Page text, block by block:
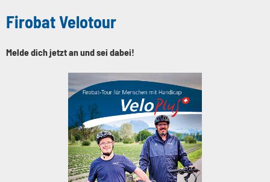
Firobat Velotour
Melde dich jetzt an und sei dabei!